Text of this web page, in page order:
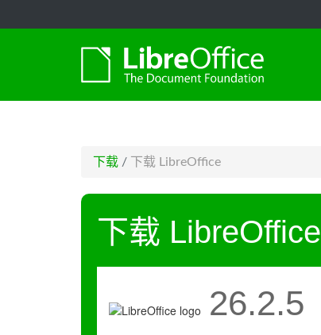
下载 / 下载 LibreOffice
下载 LibreOffice
26.2.5